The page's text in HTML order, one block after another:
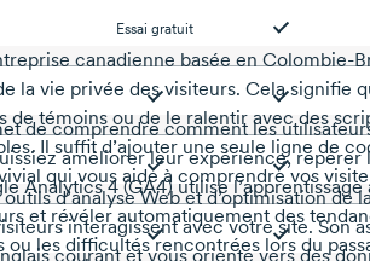
Essai gratuit
canadienne basée en Colombie-
la vie privée des visiteurs. Cela signifie
de témoins ou de le ralentir avec des
Il suffit d’ajouter une seule ligne de
qui vous aide à comprendre vos
de comprendre comment les
améliorer leur expérience,
Analytics 4 (GA4) utilise
et révéler automatiquement des
ou les difficultés rencontrées lors du
d’analyse Web et d’optimisation de
interagissent avec votre site. Son
courant et vous oriente vers des